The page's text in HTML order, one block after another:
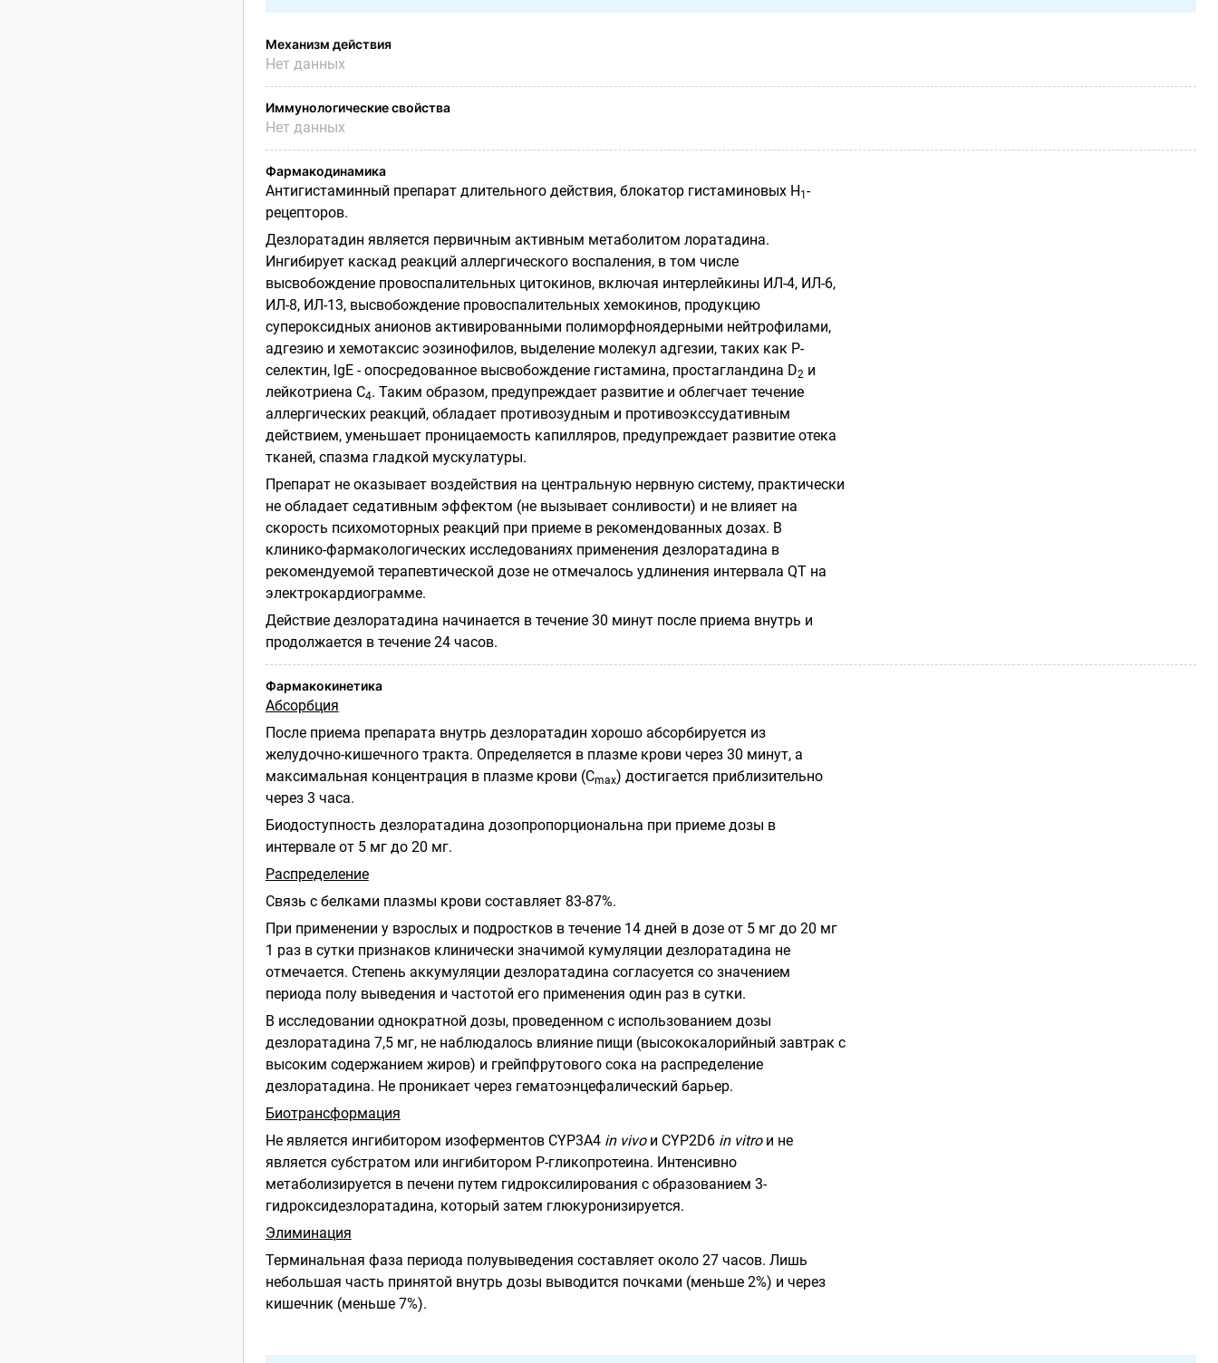
Механизм действия
Нет данных
Иммунологические свойства
Нет данных
Фармакодинамика
Антигистаминный препарат длительного действия, блокатор гистаминовых Н1-
рецепторов.
Дезлоратадин является первичным активным метаболитом лоратадина.
Ингибирует каскад реакций аллергического воспаления, в том числе
высвобождение провоспалительных цитокинов, включая интерлейкины ИЛ-4, ИЛ-6,
ИЛ-8, ИЛ-13, высвобождение провоспалительных хемокинов, продукцию
супероксидных анионов активированными полиморфноядерными нейтрофилами,
адгезию и хемотаксис эозинофилов, выделение молекул адгезии, таких как Р-
селектин, lgE - опосредованное высвобождение гистамина, простагландина D2 и
лейкотриена С4. Таким образом, предупреждает развитие и облегчает течение
аллергических реакций, обладает противозудным и противоэкссудативным
действием, уменьшает проницаемость капилляров, предупреждает развитие отека
тканей, спазма гладкой мускулатуры.
Препарат не оказывает воздействия на центральную нервную систему, практически
не обладает седативным эффектом (не вызывает сонливости) и не влияет на
скорость психомоторных реакций при приеме в рекомендованных дозах. В
клинико-фармакологических исследованиях применения дезлоратадина в
рекомендуемой терапевтической дозе не отмечалось удлинения интервала QT на
электрокардиограмме.
Действие дезлоратадина начинается в течение 30 минут после приема внутрь и
продолжается в течение 24 часов.
Фармакокинетика
Абсорбция
После приема препарата внутрь дезлоратадин хорошо абсорбируется из
желудочно-кишечного тракта. Определяется в плазме крови через 30 минут, а
максимальная концентрация в плазме крови (Сmax) достигается приблизительно
через 3 часа.
Биодоступность дезлоратадина дозопропорциональна при приеме дозы в
интервале от 5 мг до 20 мг.
Распределение
Связь с белками плазмы крови составляет 83-87%.
При применении у взрослых и подростков в течение 14 дней в дозе от 5 мг до 20 мг
1 раз в сутки признаков клинически значимой кумуляции дезлоратадина не
отмечается. Степень аккумуляции дезлоратадина согласуется со значением
периода полу выведения и частотой его применения один раз в сутки.
В исследовании однократной дозы, проведенном с использованием дозы
дезлоратадина 7,5 мг, не наблюдалось влияние пищи (высококалорийный завтрак с
высоким содержанием жиров) и грейпфрутового сока на распределение
дезлоратадина. Не проникает через гематоэнцефалический барьер.
Биотрансформация
Не является ингибитором изоферментов CYP3A4 in vivoи CYP2D6 in vitroи не
является субстратом или ингибитором Р-гликопротеина. Интенсивно
метаболизируется в печени путем гидроксилирования с образованием 3-
гидроксидезлоратадина, который затем глюкуронизируется.
Элиминация
Терминальная фаза периода полувыведения составляет около 27 часов. Лишь
небольшая часть принятой внутрь дозы выводится почками (меньше 2%) и через
кишечник (меньше 7%).